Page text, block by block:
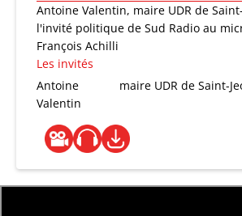
Antoine Valentin, maire UDR de
l'invité politique de Sud Radio au
François Achilli
Les invités
Antoine
Valentin
maire UDR de Saint-